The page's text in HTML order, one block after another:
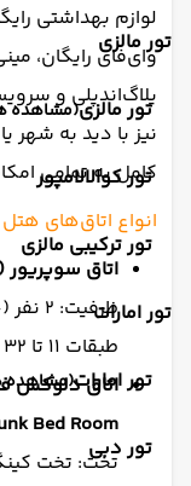
تور مالزی
تور مالزی(مشاهده
تور کوالالامپور
تور ترکیبی مالزی
تور امارات
تور امارات(مشاهده
تور دبی
لوازم بهداشتی
وای‌فای رایگان،
نیز با دید به شهر
کامل به تمامی
انواع اتاق‌های
اتاق سوپریور (Superior Room):
طبقات ۱۱ تا ۳۲
Bed Room):
تخت: تخت